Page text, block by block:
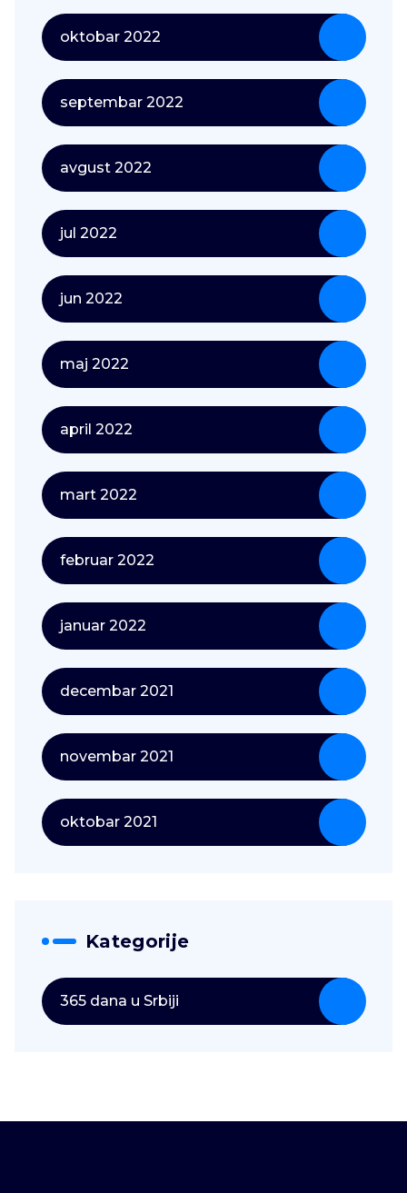
oktobar 2022
septembar 2022
avgust 2022
jul 2022
jun 2022
maj 2022
april 2022
mart 2022
februar 2022
januar 2022
decembar 2021
novembar 2021
oktobar 2021
Kategorije
365 dana u Srbiji